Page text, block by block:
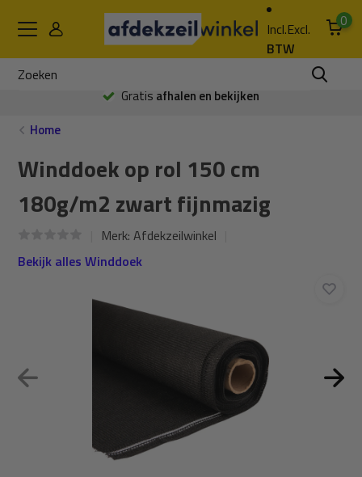
Incl.Excl.
BTW
0
Gratis afhalen en bekijken
Home
Winddoek op rol 150 cm
180g/m2 zwart fijnmazig
Merk:Afdekzeilwinkel
Bekijk alles Winddoek